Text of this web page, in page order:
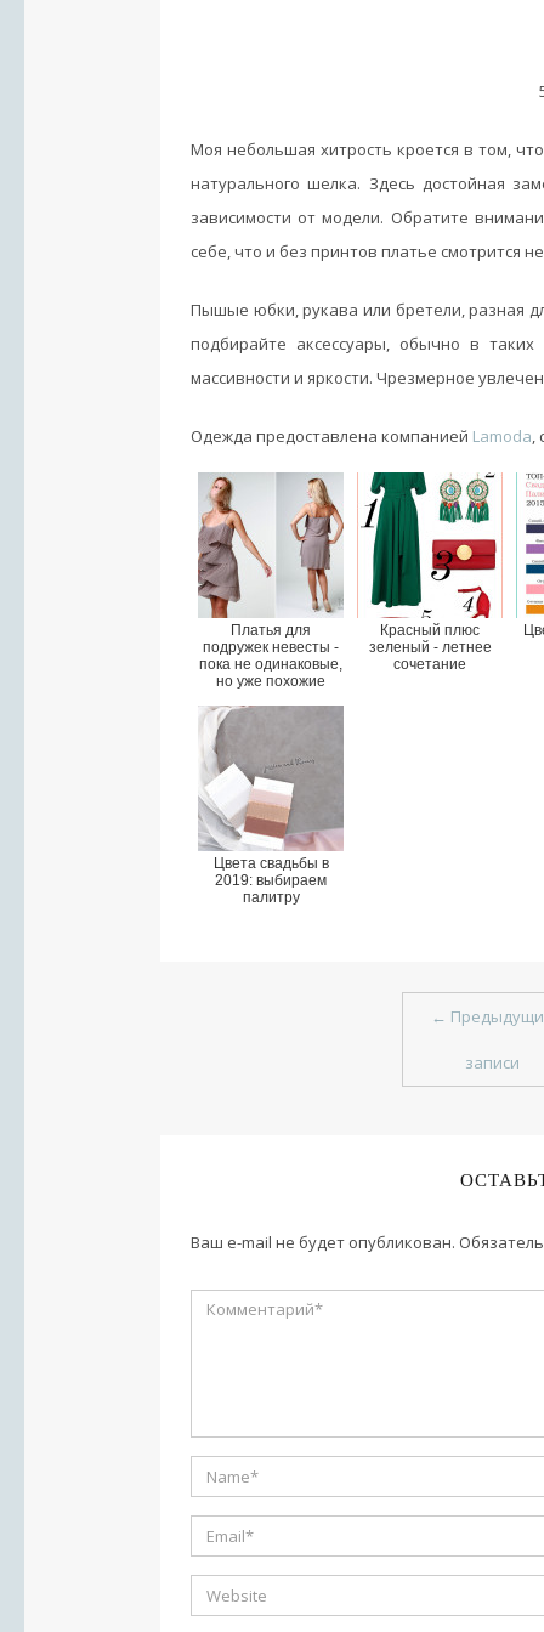
Моя небольшая хитрость кроется в том,
натурального шелка. Здесь достойная
зависимости от модели. Обратите
себе, что и без принтов платье смотрится
Пышые юбки, рукава или бретели, разная
подбирайте аксессуары, обычно в
массивности и яркости. Чрезмерное
Одежда предоставлена компанией Lamoda,
Платья для
подружек невесты -
пока не одинаковые,
но уже похожие
Красный плюс
зеленый - летнее
сочетание
Цвета свадьбы в
2019: выбираем
палитру
←
записи
Ваш e-mail не будет опубликован.